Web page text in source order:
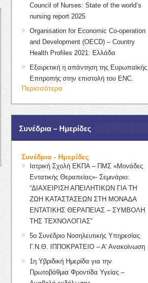
Council of Nurses: State of the world’s
nursing report 2025
Organisation for Economic Co-operation
and Development (OECD) – Country
Health Profiles 2021: Ελλάδα
Εξαιρετική η απάντηση της Ευρωπαϊκής
Επιτροπής στην επιστολή του ENC.
Περισσότερα
Συνέδρια – Ημερίδες
Συνέδρια - Ημερίδες
Ιατρική Σχολή ΕΚΠΑ – ΠΜΣ «Μονάδες
Εντατικής Θεραπείας»- Σεμινάριο:
“ΔΙΑΧΕΙΡΙΣΗ ΑΠΕΙΛΗΤΙΚΩΝ ΓΙΑ ΤΗ
ΖΩΗ ΚΑΤΑΣΤΑΣΕΩΝ ΣΤΗ ΜΟΝΑΔΑ
ΕΝΤΑΤΙΚΗΣ ΘΕΡΑΠΕΙΑΣ – ΣΥΜΒΟΛΗ
ΤΗΣ ΤΕΧΝΟΛΟΓΙΑΣ”
5ο Συνέδριο Νοσηλευτικής Υπηρεσίας
Γ.Ν.Θ. ΙΠΠΟΚΡΑΤΕΙΟ – Α’ Ανακοίνωση
1η Υβριδική Ημερίδα για την
Πρωτοβάθμια Φροντίδα Υγείας –